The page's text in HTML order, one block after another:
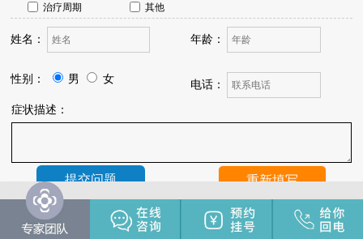
治疗周期
其他
姓名： 年龄：
性别： 男 女
电话：
症状描述：
温馨提示：
我院将于24小时内与您联系，请保持手机畅通，注
意来电。